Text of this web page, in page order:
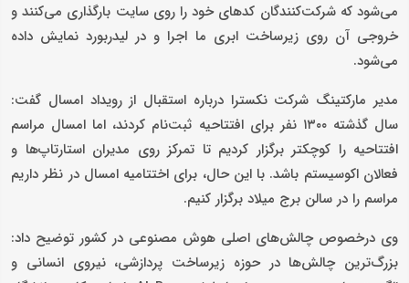
می‌شود که شرکت‌کنندگان کدهای خود را روی سایت بارگذاری می‌کنند و
خروجی آن روی زیرساخت ابری ما اجرا و در لیدربورد نمایش داده
می‌شود.
مدیر مارکتینگ شرکت نکسترا درباره استقبال از رویداد امسال گفت:
سال گذشته ۱۳۰۰ نفر برای افتتاحیه ثبت‌نام کردند، اما امسال مراسم
افتتاحیه را کوچکتر برگزار کردیم تا تمرکز روی مدیران استارتاپ‌ها و
فعالان اکوسیستم باشد. با این حال، برای اختتامیه امسال در نظر داریم
مراسم را در سالن برج میلاد برگزار کنیم.
وی درخصوص چالش‌های اصلی هوش مصنوعی در کشور توضیح داد:
بزرگ‌ترین چالش‌ها در حوزه زیرساخت پردازشی، نیروی انسانی و